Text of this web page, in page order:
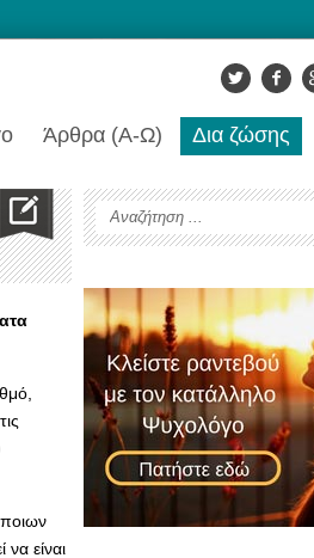
Άρθρα (Α-Ω) Δια ζώσης
είναι